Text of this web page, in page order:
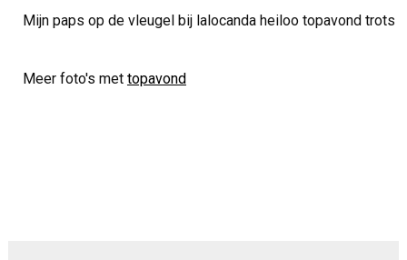
Mijn paps op de vleugel bij lalocanda heiloo topavond trots
Meer foto's met topavond